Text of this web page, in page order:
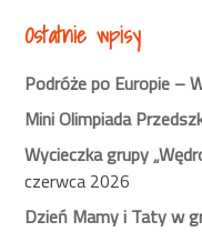
Ostatnie wpisy
Podróże po Europie –
Mini Olimpiada
Wycieczka grupy
czerwca 2026
Dzień Mamy i Taty w